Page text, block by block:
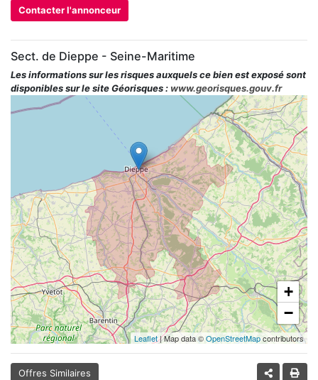
Contacter l'annonceur
Sect. de Dieppe - Seine-Maritime
Les informations sur les risques auxquels ce bien est exposé sont
disponibles sur le site Géorisques : www.georisques.gouv.fr
+
−
Leaflet| Map data ©OpenStreetMapcontributors
Offres Similaires